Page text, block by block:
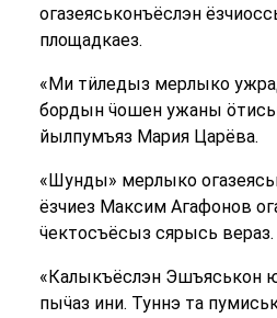
огазеяськонъёслэн
площадкаез.
«Ми тӥледыз мерлыко
бордын ӵошен ужаны
йылпумъяз Мария Царёва.
«Шунды» мерлыко
ёзчиез Максим Агафонов
ӵектосъёсыз сярысь вераз.
«Калыкъёслэн Эшъяськон
пыӵаз ини. Туннэ та